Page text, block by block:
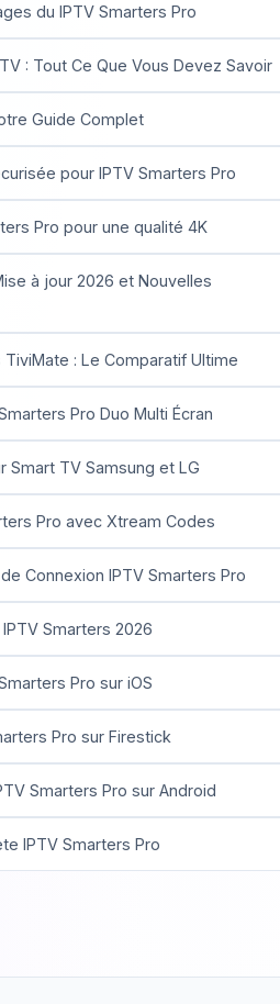
du IPTV Smarters Pro
: Tout Ce Que Vous Devez Savoir
Guide Complet
pour IPTV Smarters Pro
Pro pour une qualité 4K
à jour 2026 et Nouvelles
: Le Comparatif Ultime
Pro Duo Multi Écran
Smart TV Samsung et LG
Pro avec Xtream Codes
Connexion IPTV Smarters Pro
Smarters 2026
Pro sur iOS
Pro sur Firestick
Smarters Pro sur Android
IPTV Smarters Pro